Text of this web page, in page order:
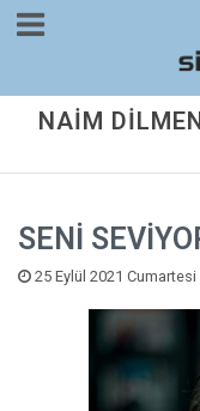
NAİM
SENİ
25 Eylül 2021 Cumartesi